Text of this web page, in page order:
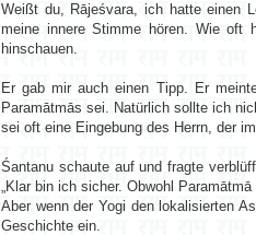
Weißt du, Rājeśvara, ich hatte einen
meine innere Stimme hören. Wie oft
hinschauen.
Er gab mir auch einen Tipp. Er
Paramātmās sei. Natürlich sollte ich
sei oft eine Eingebung des Herrn, der
Śantanu schaute auf und fragte
„Klar bin ich sicher. Obwohl
Aber wenn der Yogi den lokalisierten
Geschichte ein.